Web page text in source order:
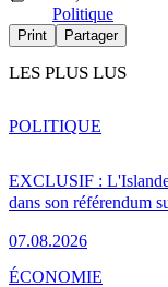
Politique
Print Partager
LES PLUS LUS
EXCLUSIF : L'Islande
dans son référendum
07.08.2026
POLITIQUE
ÉCONOMIE